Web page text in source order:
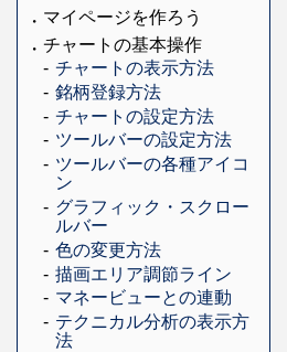
マイページを作ろう
チャートの基本操作
チャートの表示方法
銘柄登録方法
チャートの設定方法
ツールバーの設定方法
ツールバーの各種アイコ
ン
グラフィック・スクロー
ルバー
色の変更方法
描画エリア調節ライン
マネービューとの連動
テクニカル分析の表示方
法